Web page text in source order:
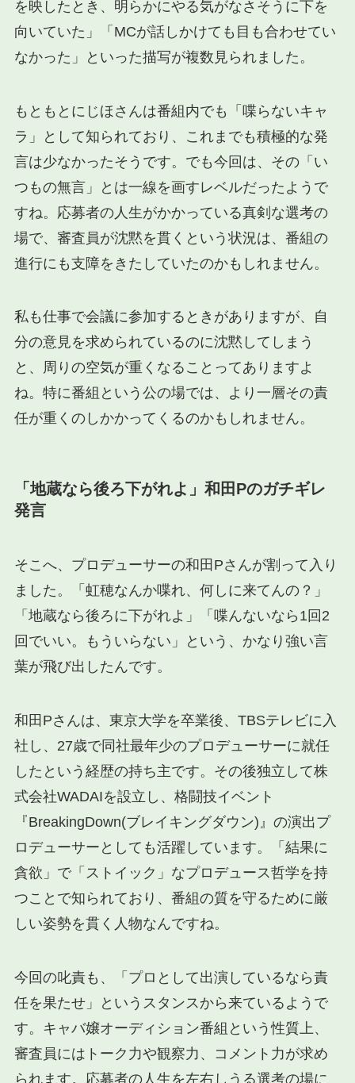
を映したとき、明らかにやる気がなさそうに下を
向いていた」「MCが話しかけても目も合わせてい
なかった」といった描写が複数見られました。
もともとにじほさんは番組内でも「喋らないキャ
ラ」として知られており、これまでも積極的な発
言は少なかったそうです。でも今回は、その「い
つもの無言」とは一線を画すレベルだったようで
すね。応募者の人生がかかっている真剣な選考の
場で、審査員が沈黙を貫くという状況は、番組の
進行にも支障をきたしていたのかもしれません。
私も仕事で会議に参加するときがありますが、自
分の意見を求められているのに沈黙してしまう
と、周りの空気が重くなることってありますよ
ね。特に番組という公の場では、より一層その責
任が重くのしかかってくるのかもしれません。
「地蔵なら後ろ下がれよ」和田Pのガチギレ
発言
そこへ、プロデューサーの和田Pさんが割って入り
ました。「虹穂なんか喋れ、何しに来てんの？」
「地蔵なら後ろに下がれよ」「喋んないなら1回2
回でいい。もういらない」という、かなり強い言
葉が飛び出したんです。
和田Pさんは、東京大学を卒業後、TBSテレビに入
社し、27歳で同社最年少のプロデューサーに就任
したという経歴の持ち主です。その後独立して株
式会社WADAIを設立し、格闘技イベント
『BreakingDown(ブレイキングダウン)』の演出プ
ロデューサーとしても活躍しています。「結果に
貪欲」で「ストイック」なプロデュース哲学を持
つことで知られており、番組の質を守るために厳
しい姿勢を貫く人物なんですね。
今回の叱責も、「プロとして出演しているなら責
任を果たせ」というスタンスから来ているようで
す。キャバ嬢オーディション番組という性質上、
審査員にはトーク力や観察力、コメント力が求め
られます。応募者の人生を左右しうる選考の場に